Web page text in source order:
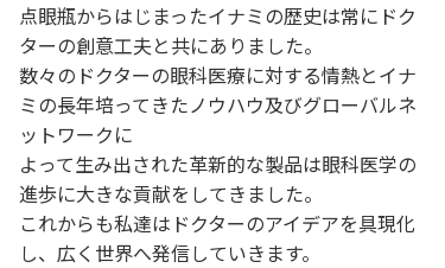
点眼瓶からはじまったイナミの歴史は常にドク
ターの創意工夫と共にありました。
数々のドクターの眼科医療に対する情熱とイナ
ミの長年培ってきたノウハウ及びグローバルネ
ットワークに
よって生み出された革新的な製品は眼科医学の
進歩に大きな貢献をしてきました。
これからも私達はドクターのアイデアを具現化
し、広く世界へ発信していきます。